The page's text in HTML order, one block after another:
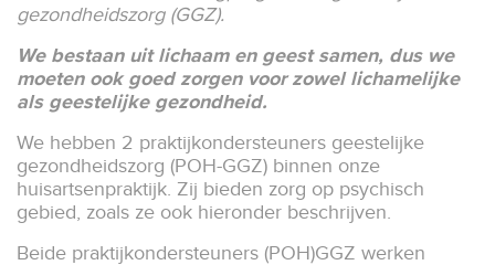
gezondheidszorg (GGZ).
We bestaan uit lichaam en geest samen, dus we
moeten ook goed zorgen voor zowel lichamelijke
als geestelijke gezondheid.
We hebben 2 praktijkondersteuners geestelijke
gezondheidszorg (POH-GGZ) binnen onze
huisartsenpraktijk. Zij bieden zorg op psychisch
gebied, zoals ze ook hieronder beschrijven.
Beide praktijkondersteuners (POH)GGZ werken